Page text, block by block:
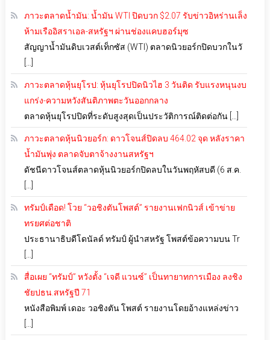
ภาวะตลาดน้ำมัน: น้ำมัน WTI ปิดบวก $2.07 รับข่าวอิหร่านเล็ง
ห้ามเรืออิสราเอล-สหรัฐฯ ผ่านช่องแคบฮอร์มุซ
สัญญาน้ำมันดิบเวสต์เท็กซัส (WTI) ตลาดนิวยอร์กปิดบวกในวั
ภาวะตลาดหุ้นยุโรป: หุ้นยุโรปปิดนิวไฮ 3 วันติด รับแรงหนุนงบ
แกร่ง-ความหวังสันติภาพตะวันออกกลาง
ตลาดหุ้นยุโรปปิดที่ระดับสูงสุดเป็นประวัติการณ์ติดต่อกัน […]
ภาวะตลาดหุ้นนิวยอร์ก: ดาวโจนส์ปิดลบ 464.02 จุด หลังราคา
น้ำมันพุ่ง ตลาดจับตาจ้างงานสหรัฐฯ
ดัชนีดาวโจนส์ตลาดหุ้นนิวยอร์กปิดลบในวันพฤหัสบดี (6 ส.ค.
ทรัมป์เดือด! โวย “วอชิงตันโพสต์” รายงานเฟกนิวส์ เข้าข่าย
ทรยศต่อชาติ
ประธานาธิบดีโดนัลด์ ทรัมป์ ผู้นำสหรัฐ โพสต์ข้อความบน Tr
สื่อเผย “ทรัมป์” หวังตั้ง “เจดี แวนซ์” เป็นทายาทการเมือง ลงชิง
ชัยปธน.สหรัฐปี 71
หนังสือพิมพ์ เดอะ วอชิงตัน โพสต์ รายงานโดยอ้างแหล่งข่าว